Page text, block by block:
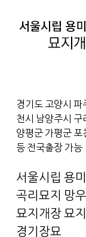
경기도 고양시
천시 남양주시 구
양평군 가평군 포
등 전국출장 가능
서울시립 용
곡리묘지 망
묘지개장 묘
경기장묘